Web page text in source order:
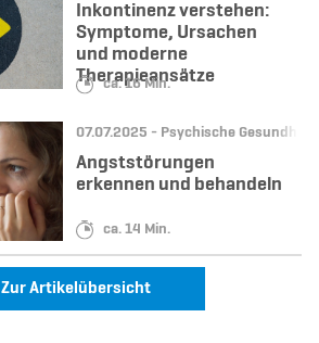
Lesedauer:
ca. 16 Min.
Inkontinenz verstehen:
Symptome, Ursachen
und moderne
Therapieansätze
Datum:
07.07.2025 - Kategorie:
Psychische Gesundheit
Lesedauer:
ca. 14 Min.
Angststörungen
erkennen und behandeln
Zur Artikelübersicht